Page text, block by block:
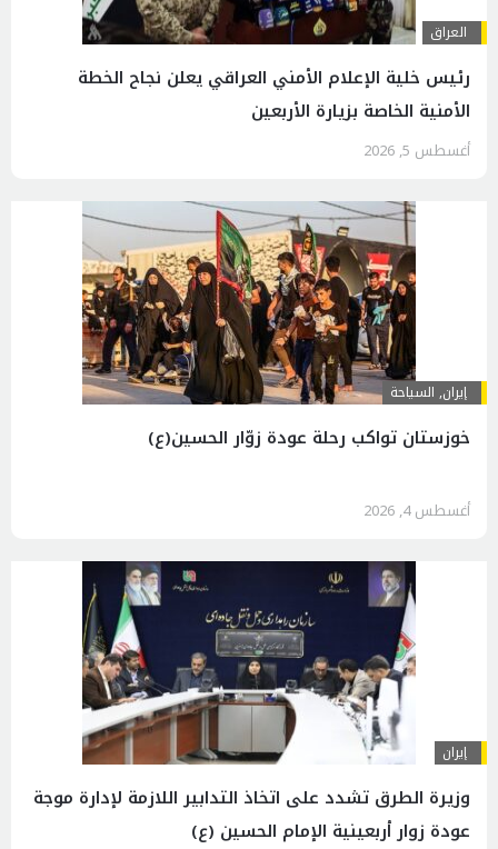
العراق
رئيس خلية الإعلام الأمني العراقي يعلن نجاح الخطة
الأمنية الخاصة بزيارة الأربعين
أغسطس 5, 2026
إيران, السياحة
خوزستان تواكب رحلة عودة زوّار الحسين(ع)
أغسطس 4, 2026
إيران
وزيرة الطرق تشدد على اتخاذ التدابير اللازمة لإدارة موجة
عودة زوار أربعينية الإمام الحسين (ع)